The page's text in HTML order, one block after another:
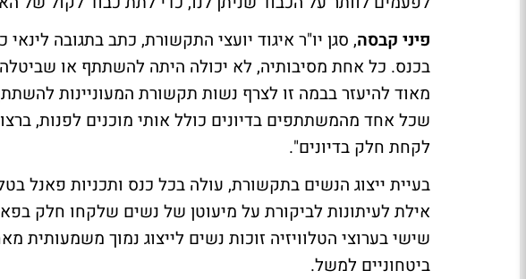
פיני קבסה, סגן יו"ר איגוד יועצי התקשורת, כתב בתגובה
בכנס. כל אחת מסיבותיה, לא יכולה היתה להשתתף או
מאוד להיעזר בבמה זו לצרף נשות תקשורת המעוניינות
שכל אחד מהמשתתפים בדיונים כולל אותי מוכנים לפנות,
לקחת חלק בדיונים".
בעיית ייצוג הנשים בתקשורת, עולה בכל כנס ותכניות פאנל
אילת לעיתונות לביקורת על מיעוטן של נשים שלקחו חלק
שישי בערוצי הטלוויזיה זוכות נשים לייצוג נמוך משמעותית
ביטחוניים למשל.